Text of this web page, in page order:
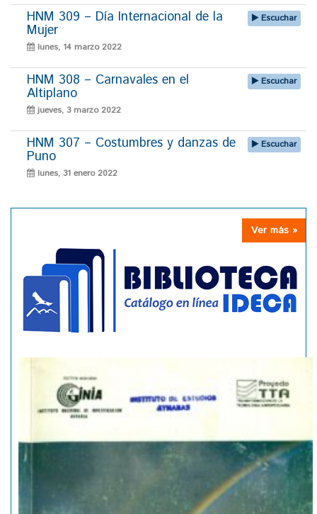
HNM 309 – Día Internacional de la
Mujer
lunes, 14 marzo 2022
Escuchar
HNM 308 – Carnavales en el
Altiplano
jueves, 3 marzo 2022
Escuchar
HNM 307 – Costumbres y danzas de
Puno
lunes, 31 enero 2022
Escuchar
Ver más »